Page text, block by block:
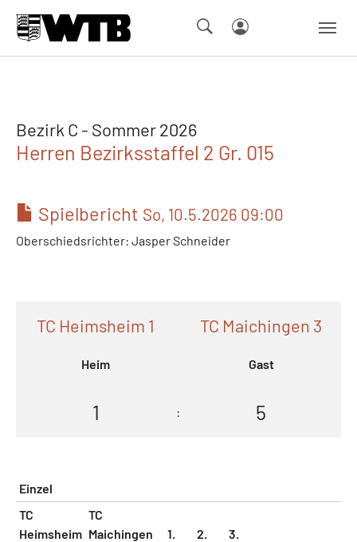
Bezirk C - Sommer 2026
Herren Bezirksstaffel 2 Gr. 015
Spielbericht So, 10.5.2026 09:00
Oberschiedsrichter: Jasper Schneider
TC Heimsheim 1
Heim
TC Maichingen 3
Gast
1 : 5
Einzel
TC
Heimsheim
TC
Maichingen
1.
2.
3.